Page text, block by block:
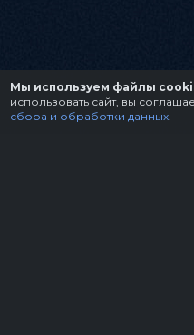
Мы используем файлы
использовать сайт, вы
сбора и обработки данных